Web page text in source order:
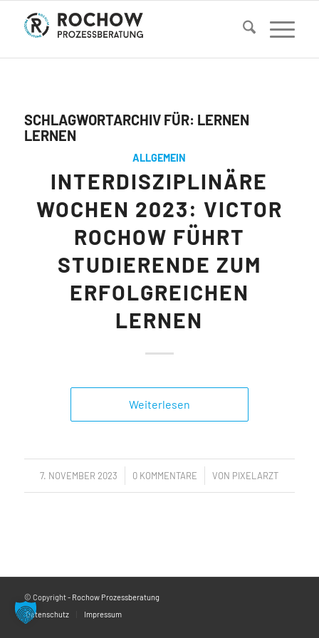
SCHLAGWORTARCHIV FÜR: LERNEN
LERNEN
ALLGEMEIN
INTERDISZIPLINÄRE
WOCHEN 2023: VICTOR
ROCHOW FÜHRT
STUDIERENDE ZUM
ERFOLGREICHEN
LERNEN
Weiterlesen
7. NOVEMBER 2023
/ 0 KOMMENTARE
/ VON PIXELARZT
© Copyright - Rochow Prozessberatung
Datenschutz
Impressum